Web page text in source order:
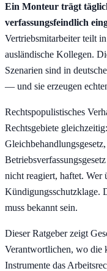
Ein Monteur trägt
verfassungsfeindlich
Vertriebsmitarbeiter teilt
ausländische Kollegen.
Szenarien sind in
— und sie erzeugen
Rechtspopulistisches
Rechtsgebiete
nicht reagiert, haftet. Wer
Kündigungsschutzklage.
muss bekannt sein.
Dieser Ratgeber zeigt
Verantwortlichen, wo die
Instrumente das